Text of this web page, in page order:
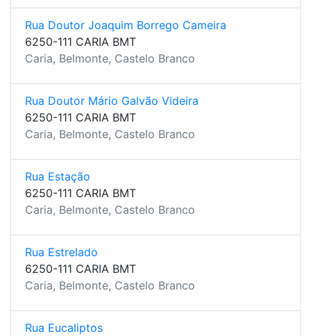
Rua Doutor Joaquim Borrego Cameira
6250-111 CARIA BMT
Caria, Belmonte, Castelo Branco
Rua Doutor Mário Galvão Videira
6250-111 CARIA BMT
Caria, Belmonte, Castelo Branco
Rua Estação
6250-111 CARIA BMT
Caria, Belmonte, Castelo Branco
Rua Estrelado
6250-111 CARIA BMT
Caria, Belmonte, Castelo Branco
Rua Eucaliptos